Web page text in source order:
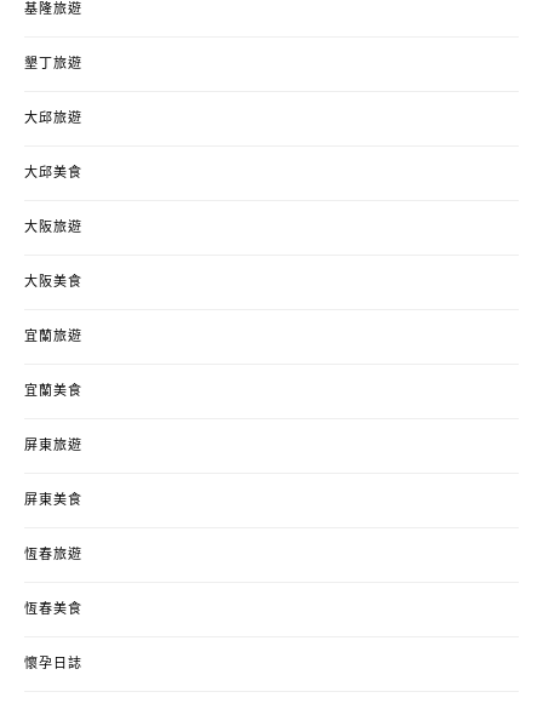
基隆旅遊
墾丁旅遊
大邱旅遊
大邱美食
大阪旅遊
大阪美食
宜蘭旅遊
宜蘭美食
屏東旅遊
屏東美食
恆春旅遊
恆春美食
懷孕日誌